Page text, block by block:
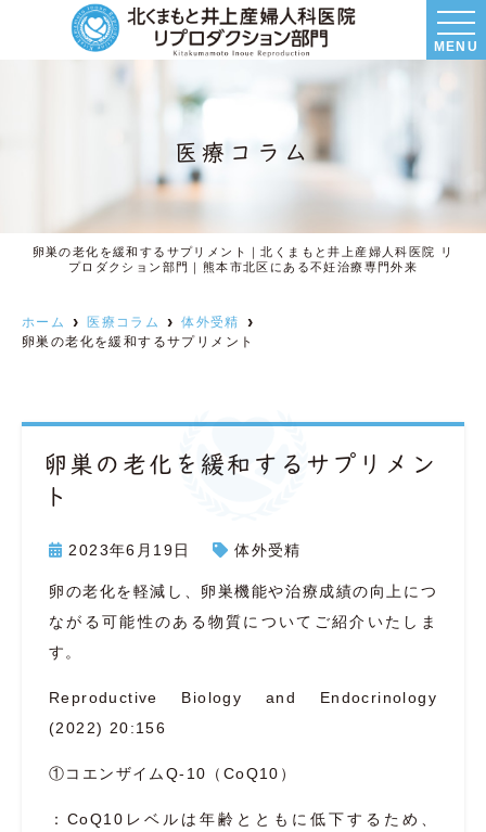
MENU
医療コラム
卵巣の老化を緩和するサプリメント｜北くまもと井上産婦人科医院 リ
プロダクション部門｜熊本市北区にある不妊治療専門外来
ホーム 医療コラム
体外受精
卵巣の老化を緩和するサプリメント
卵巣の老化を緩和するサプリメン
ト
2023年6月19日 体外受精
卵の老化を軽減し、卵巣機能や治療成績の向上につ
ながる可能性のある物質についてご紹介いたしま
す。
Reproductive Biology and Endocrinology
(2022) 20:156
①コエンザイムQ-10（CoQ10）
： CoQ10レベルは年齢とともに低下す るため、